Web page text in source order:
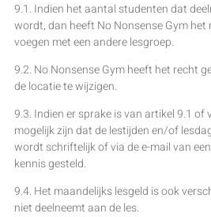
9.1. Indien het aantal studenten dat
wordt, dan heeft No Nonsense Gym
voegen met een andere lesgroep.
9.2. No Nonsense Gym heeft het recht
de locatie te wijzigen.
9.3. Indien er sprake is van artikel 9.1 of
mogelijk zijn dat de lestijden en/of
wordt schriftelijk of via de e-mail van
kennis gesteld.
9.4. Het maandelijks lesgeld is ook
niet deelneemt aan de les.